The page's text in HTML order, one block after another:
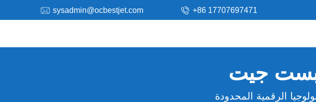
sysadmin@ocbestjet.com +86 17707697471
جيت
الرقمية المحدودة